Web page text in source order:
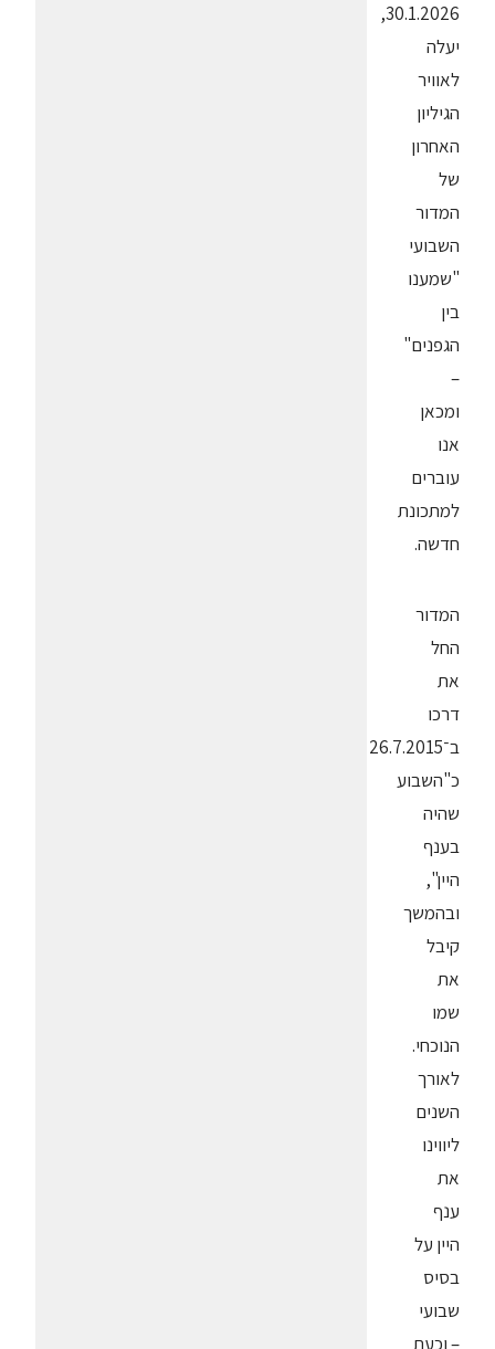
30.1.2026,
יעלה
לאוויר
הגיליון
האחרון
של
המדור
השבועי
"שמענו
בין
הגפנים"
–
ומכאן
אנו
עוברים
למתכונת
חדשה.
המדור
החל
את
דרכו
ב־26.7.2015
כ"השבוע
שהיה
בענף
היין",
ובהמשך
קיבל
את
שמו
הנוכחי.
לאורך
השנים
ליווינו
את
ענף
היין על
בסיס
שבועי
– וכעת